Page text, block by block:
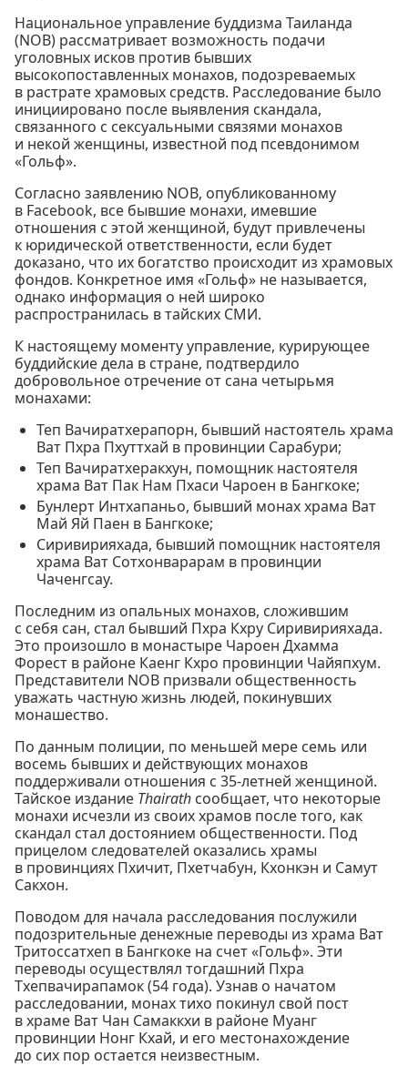
Национальное управление буддизма Таиланда
(NOB) рассматривает возможность подачи
уголовных исков против бывших
высокопоставленных монахов, подозреваемых
в растрате храмовых средств. Расследование было
инициировано после выявления скандала,
связанного с сексуальными связями монахов
и некой женщины, известной под псевдонимом
«Гольф».
Согласно заявлению NOB, опубликованному
в Facebook, все бывшие монахи, имевшие
отношения с этой женщиной, будут привлечены
к юридической ответственности, если будет
доказано, что их богатство происходит из храмовых
фондов. Конкретное имя «Гольф» не называется,
однако информация о ней широко
распространилась в тайских СМИ.
К настоящему моменту управление, курирующее
буддийские дела в стране, подтвердило
добровольное отречение от сана четырьмя
монахами:
Теп Вачиратхерапорн, бывший настоятель храма
Ват Пхра Пхуттхай в провинции Сарабури;
Теп Вачиратхеракхун, помощник настоятеля
храма Ват Пак Нам Пхаси Чароен в Бангкоке;
Бунлерт Интхапаньо, бывший монах храма Ват
Май Яй Паен в Бангкоке;
Сиривирияхада, бывший помощник настоятеля
храма Ват Сотхонварарам в провинции
Чаченгсау.
Последним из опальных монахов, сложившим
с себя сан, стал бывший Пхра Кхру Сиривирияхада.
Это произошло в монастыре Чароен Дхамма
Форест в районе Каенг Кхро провинции Чайяпхум.
Представители NOB призвали общественность
уважать частную жизнь людей, покинувших
монашество.
По данным полиции, по меньшей мере семь или
восемь бывших и действующих монахов
поддерживали отношения с 35-летней женщиной.
Тайское издание Thairath сообщает, что некоторые
монахи исчезли из своих храмов после того, как
скандал стал достоянием общественности. Под
прицелом следователей оказались храмы
в провинциях Пхичит, Пхетчабун, Кхонкэн и Самут
Сакхон.
Поводом для начала расследования послужили
подозрительные денежные переводы из храма Ват
Тритоссатхеп в Бангкоке на счет «Гольф». Эти
переводы осуществлял тогдашний Пхра
Тхепвачирапамок (54 года). Узнав о начатом
расследовании, монах тихо покинул свой пост
в храме Ват Чан Самаккхи в районе Муанг
провинции Нонг Кхай, и его местонахождение
до сих пор остается неизвестным.